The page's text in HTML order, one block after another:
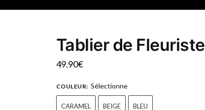
Tablier de Fleuriste
49.90€
COULEUR: Sélectionne
CARAMEL BEIGE BLEU